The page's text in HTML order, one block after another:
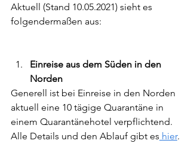
Aktuell (Stand 10.05.2021) sieht es
folgendermaßen aus:
Einreise aus dem Süden in den
Norden
Generell ist bei Einreise in den Norden
aktuell eine 10 tägige Quarantäne in
einem Quarantänehotel verpflichtend.
Alle Details und den Ablauf gibt es hier.